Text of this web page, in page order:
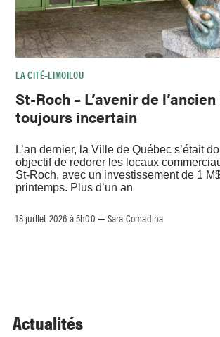
LA CITÉ–LIMOILOU
St-Roch – L’avenir de
toujours incertain
L’an dernier, la Ville de Québec s’était
objectif de redorer les locaux
St-Roch, avec un investissement de 1
printemps. Plus d’un an
18 juillet 2026 à 5h00 – Sara Comadina
Actualités